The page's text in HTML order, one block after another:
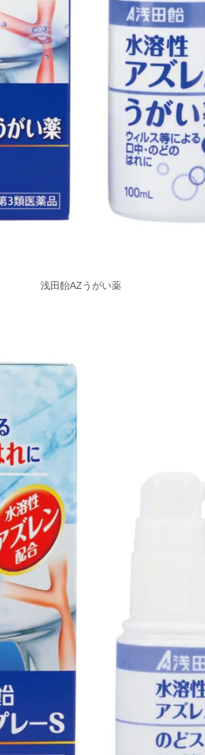
浅田飴AZうがい薬